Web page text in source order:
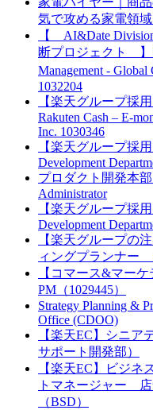
気で攻める家電領
【 AI&Date
断プロジェクト 】
Management -
1032204
【楽天グループ採
Rakuten Cash – E-
Inc. 1030346
【楽天グループ採用
Development
プロダクト開発本
Administrator
【楽天グループ採
Development
【楽天グループの
ィングプランナー
【コマース&マー
PM（1029445）
Strategy Planning &
Office (CDOO)
【楽天EC】シニア
サポート開発部）
【楽天EC】ビジネ
トマネージャー
（BSD）